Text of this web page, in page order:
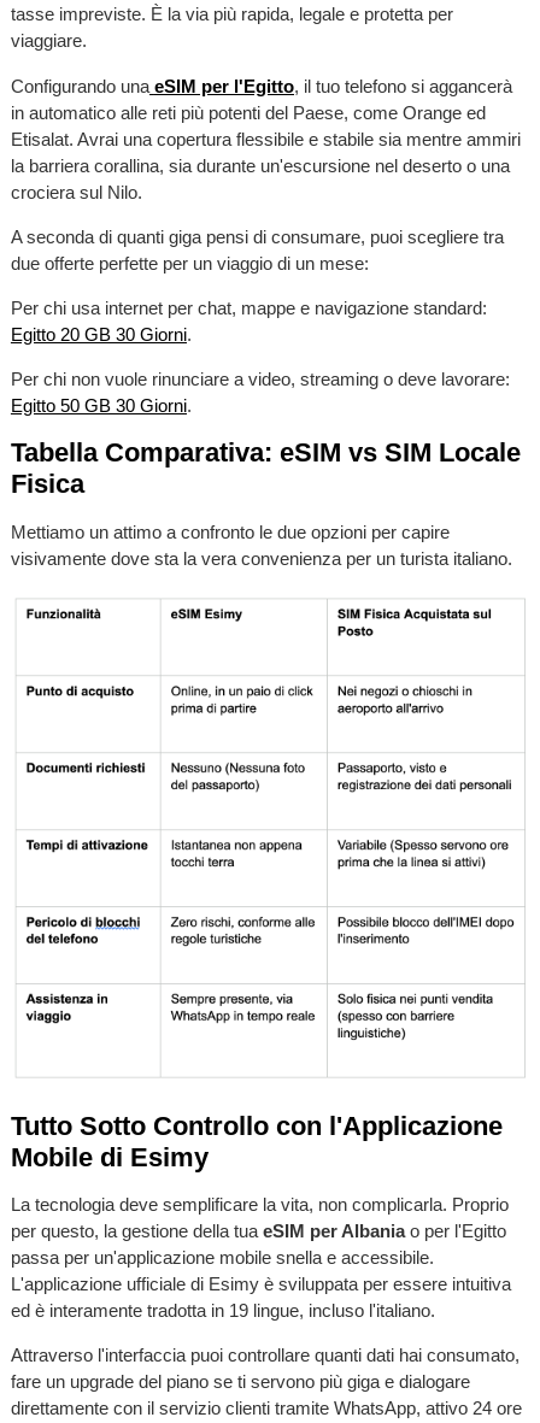
tasse impreviste. È la via più rapida, legale e protetta per
viaggiare.
Configurando una eSIM per l'Egitto, il tuo telefono si aggancerà
in automatico alle reti più potenti del Paese, come Orange ed
Etisalat. Avrai una copertura flessibile e stabile sia mentre ammiri
la barriera corallina, sia durante un'escursione nel deserto o una
crociera sul Nilo.
A seconda di quanti giga pensi di consumare, puoi scegliere tra
due offerte perfette per un viaggio di un mese:
Per chi usa internet per chat, mappe e navigazione standard:
Egitto 20 GB 30 Giorni.
Per chi non vuole rinunciare a video, streaming o deve lavorare:
Egitto 50 GB 30 Giorni.
Tabella Comparativa: eSIM vs SIM Locale
Fisica
Mettiamo un attimo a confronto le due opzioni per capire
visivamente dove sta la vera convenienza per un turista italiano.
Tutto Sotto Controllo con l'Applicazione
Mobile di Esimy
La tecnologia deve semplificare la vita, non complicarla. Proprio
per questo, la gestione della tua eSIM per Albaniao per l'Egitto
passa per un'applicazione mobile snella e accessibile.
L'applicazione ufficiale di Esimy è sviluppata per essere intuitiva
ed è interamente tradotta in 19 lingue, incluso l'italiano.
Attraverso l'interfaccia puoi controllare quanti dati hai consumato,
fare un upgrade del piano se ti servono più giga e dialogare
direttamente con il servizio clienti tramite WhatsApp, attivo 24 ore